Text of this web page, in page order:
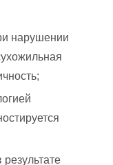
нарушении